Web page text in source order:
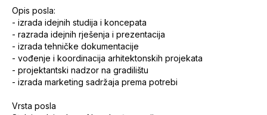
Opis posla:
- izrada idejnih studija i koncepata
- razrada idejnih rješenja i prezentacija
- izrada tehničke dokumentacije
- vođenje i koordinacija arhitektonskih projekata
- projektantski nadzor na gradilištu
- izrada marketing sadržaja prema potrebi
Vrsta posla